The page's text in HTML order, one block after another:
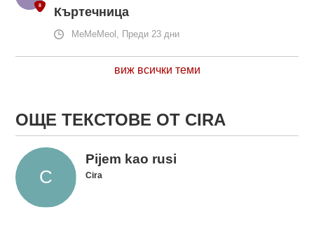
Къртечница
MeMeMeol, Преди 23 дни
виж всички теми
ОЩЕ ТЕКСТОВЕ ОТ CIRA
Pijem kao rusi
Cira